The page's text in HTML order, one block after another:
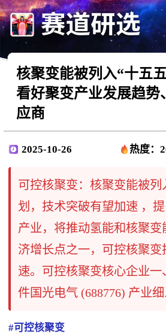
核聚变能被列入“十五
看好聚变产业发展趋势
应商
2025-10-26 热度：
可控核聚变：核聚变能被列
划，技术突破有望加速 ，
产业，将推动氢能和核聚
济增长点之一，可控核聚变
速。可控核聚变核心企业​​一
件​​国光电气 (688776)​​ 产业细
#可控核聚变